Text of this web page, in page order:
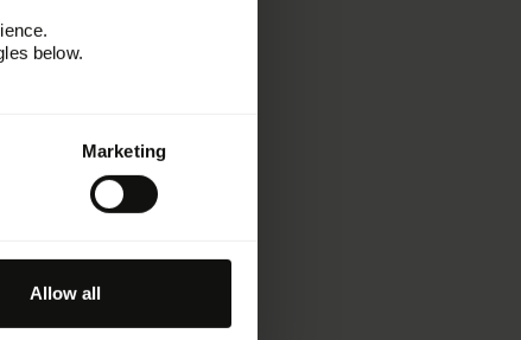
below.
Marketing
Allow all
Erfolgsgeschichten
Webinare und Events
Developer Hub